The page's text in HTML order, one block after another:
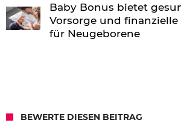
Baby Bonus bietet
Vorsorge und
für Neugeborene
BEWERTE DIESEN BEITRAG